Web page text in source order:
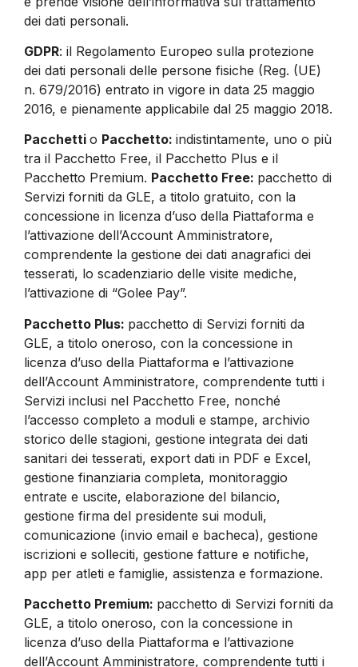
dei dati personali.
GDPR: il Regolamento Europeo sulla protezione
dei dati personali delle persone fisiche (Reg. (UE)
n. 679/2016) entrato in vigore in data 25 maggio
2016, e pienamente applicabile dal 25 maggio 2018.
Pacchetti o Pacchetto: indistintamente, uno o più
tra il Pacchetto Free, il Pacchetto Plus e il
Pacchetto Premium. Pacchetto Free: pacchetto di
Servizi forniti da GLE, a titolo gratuito, con la
concessione in licenza d’uso della Piattaforma e
l’attivazione dell’Account Amministratore,
comprendente la gestione dei dati anagrafici dei
tesserati, lo scadenziario delle visite mediche,
l’attivazione di “Golee Pay”.
Pacchetto Plus: pacchetto di Servizi forniti da
GLE, a titolo oneroso, con la concessione in
licenza d’uso della Piattaforma e l’attivazione
dell’Account Amministratore, comprendente tutti i
Servizi inclusi nel Pacchetto Free, nonché
l’accesso completo a moduli e stampe, archivio
storico delle stagioni, gestione integrata dei dati
sanitari dei tesserati, export dati in PDF e Excel,
gestione finanziaria completa, monitoraggio
entrate e uscite, elaborazione del bilancio,
gestione firma del presidente sui moduli,
comunicazione (invio email e bacheca), gestione
iscrizioni e solleciti, gestione fatture e notifiche,
app per atleti e famiglie, assistenza e formazione.
Pacchetto Premium: pacchetto di Servizi forniti da
GLE, a titolo oneroso, con la concessione in
licenza d’uso della Piattaforma e l’attivazione
dell’Account Amministratore, comprendente tutti i